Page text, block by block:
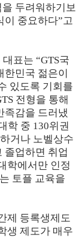
두려워하기보
이 중요하다”고
표는 “GTS국
민국 젊은이
있도록 기회를
전형을 통해
족감을 드러냈
학 중 130위권
거나 노벨상수
졸업하면 취업
학에서만 인정
토플 교육을
제 등록생제도
생 제도가 매우